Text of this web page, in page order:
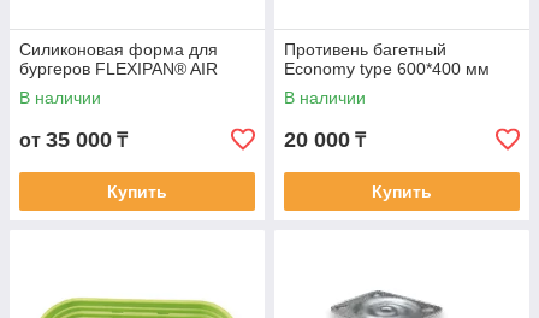
Силиконовая форма для
бургеров FLEXIPAN® AIR
В наличии
от 35 000 ₸
Купить
Противень багетный
Economy type 600*400 мм
В наличии
20 000 ₸
Купить